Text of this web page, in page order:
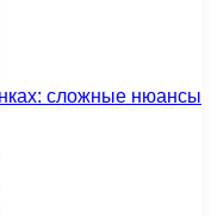
сложные нюансы